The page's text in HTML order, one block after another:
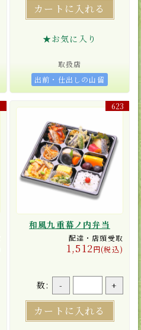
カートに入れる
★お気に入り
取扱店
出前・仕出しの山留
623
和風九重幕ノ内弁当
配達・店頭受取
1,512円(税込)
数: - +
カートに入れる